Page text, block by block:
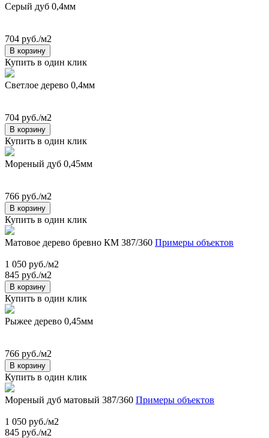
Серый дуб 0,4мм
704 руб./м2
В корзину
Купить в один клик
Светлое дерево 0,4мм
704 руб./м2
В корзину
Купить в один клик
Мореный дуб 0,45мм
766 руб./м2
В корзину
Купить в один клик
Матовое дерево бревно КМ 387/360 Примеры объектов
1 050 руб./м2
845 руб./м2
В корзину
Купить в один клик
Рыжее дерево 0,45мм
766 руб./м2
В корзину
Купить в один клик
Мореный дуб матовый 387/360 Примеры объектов
1 050 руб./м2
845 руб./м2